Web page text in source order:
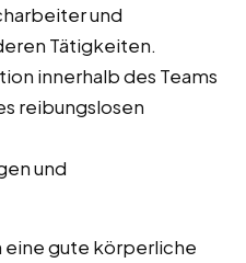
und
Tätigkeiten.
innerhalb des Teams
reibungslosen
und
eine gute körperliche